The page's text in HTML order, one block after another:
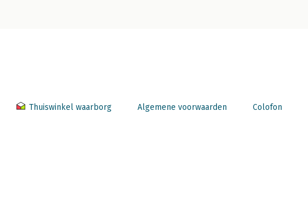
Thuiswinkel waarborg Algemene voorwaarden Colofon